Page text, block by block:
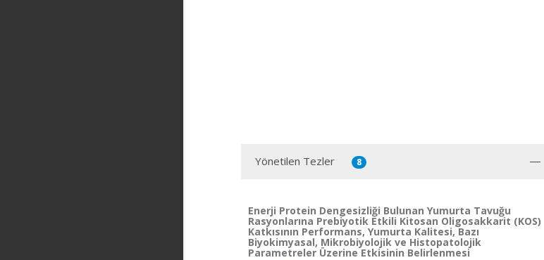
Yönetilen Tezler 8
Enerji Protein Dengesizliği Bulunan Yumurta Tavuğu
Rasyonlarına Prebiyotik Etkili Kitosan Oligosakkarit (KOS)
Katkısının Performans, Yumurta Kalitesi, Bazı
Biyokimyasal, Mikrobiyolojik ve Histopatolojik
Parametreler Üzerine Etkisinin Belirlenmesi